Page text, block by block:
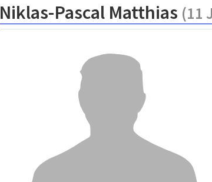
Niklas-Pascal Matthias (11